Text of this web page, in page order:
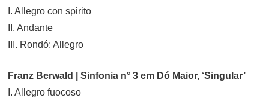
I. Allegro con spirito
II. Andante
III. Rondó: Allegro
Franz Berwald | Sinfonia n° 3 em Dó Maior, ‘Singular’
I. Allegro fuocoso